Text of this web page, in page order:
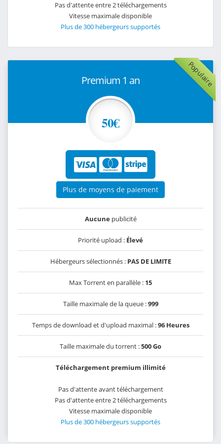
Pas d'attente entre 2 téléchargements
Vitesse maximale disponible
Plus de 300 hébergeurs supportés
Populaire
Premium 1 an
50€
Plus de moyens de paiement
Aucunepublicité
Priorité upload : Élevé
Hébergeurs sélectionnés : PAS DE LIMITE
Max Torrent en parallèle : 15
Taille maximale de la queue :999
Temps de download et d'upload maximal :96 Heures
Taille maximale du torrent :500 Go
Téléchargement premium illimité
Pas d'attente avant téléchargement
Pas d'attente entre 2 téléchargements
Vitesse maximale disponible
Plus de 300 hébergeurs supportés